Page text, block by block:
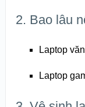
2. Bao lâu
Laptop
Laptop